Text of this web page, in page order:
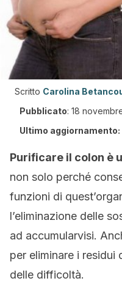
Scritto Carolina
Pubblicato: 18
Ultimo aggiornamento:
Purificare il colon è
non solo perché
funzioni di
l’eliminazione delle
ad accumularvisi.
per eliminare i
delle difficoltà.